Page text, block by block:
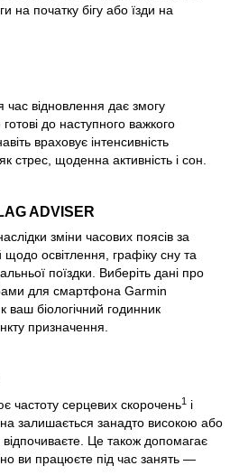
на початку бігу або їзди на
час відновлення дає змогу
до наступного важкого
враховує інтенсивність
стрес, щоденна активність і сон.
ADVISER
зміни часових поясів за
освітлення, графіку сну та
поїздки. Виберіть дані про
для смартфона Garmin
ваш біологічний годинник
призначення.
частоту серцевих скорочень1 і
залишається занадто високою або
Це також допомагає
ви працюєте під час занять —